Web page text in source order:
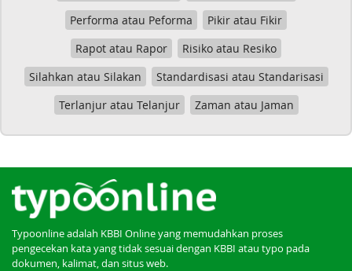
Performa atau Peforma
Pikir atau Fikir
Rapot atau Rapor
Risiko atau Resiko
Silahkan atau Silakan
Standardisasi atau Standarisasi
Terlanjur atau Telanjur
Zaman atau Jaman
Typoonline adalah KBBI Online yang memudahkan proses
pengecekan kata yang tidak sesuai dengan KBBI atau typo pada
dokumen, kalimat, dan situs web.